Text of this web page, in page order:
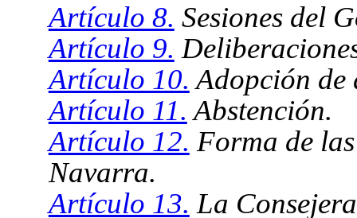
Artículo 8. Sesiones del
Artículo 9.
Artículo 10. Adopción de
Artículo 11. Abstención.
Artículo 12. Forma de
Navarra.
Artículo 13. La